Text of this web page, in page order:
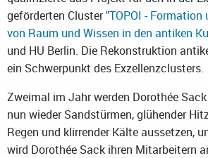
geförderten Cluster"TOPOI -
von Raum und Wissen in den antiken
und HU Berlin. Die Rekonstruktion
ein Schwerpunkt des Exzellenzclusters.
Zweimal im Jahr werden Dorothée
nun wieder Sandstürmen, glühender
Regen und klirrender Kälte aussetzen,
wird Dorothée Sack ihren Mitarbeitern